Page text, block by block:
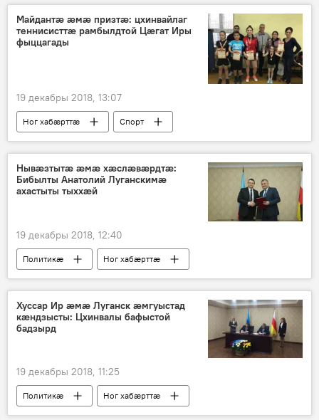
Майдантæ æмæ призтæ: цхинвайлаг
теннисисттæ рамбылдтой Цæгат Иры
фыццагады
19 декабры 2018, 13:07
Ног хабӕрттӕ
Спорт
Хуссар Ирыстоны
Нывӕзтытӕ ӕмӕ хӕслӕвӕрдтӕ:
Бибылты Анатолий Луганскимӕ
ахастыты тыххӕй
19 декабры 2018, 12:40
Политикӕ
Ног хабӕрттӕ
Хуссар Ирыстоны
Хуссар Ир ӕмӕ Луганск ӕмгуыстад
кӕндзысты: Цхинвалы бафыстой
бадзырд
19 декабры 2018, 11:25
Политикӕ
Ног хабӕрттӕ
Хуссар Ирыстоны